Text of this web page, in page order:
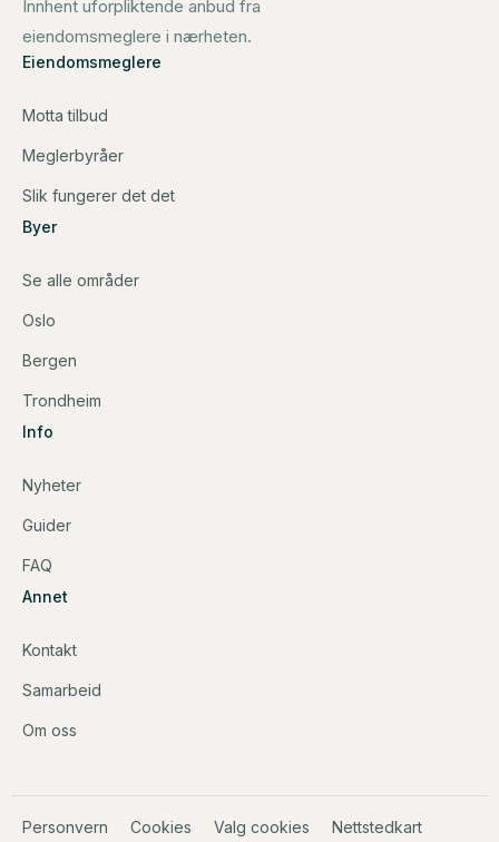
Innhent uforpliktende anbud fra
eiendomsmeglere i nærheten.
Eiendomsmeglere
Motta tilbud
Meglerbyråer
Slik fungerer det det
Byer
Se alle områder
Oslo
Bergen
Trondheim
Info
Nyheter
Guider
FAQ
Annet
Kontakt
Samarbeid
Om oss
Personvern Cookies Valg cookies Nettstedkart